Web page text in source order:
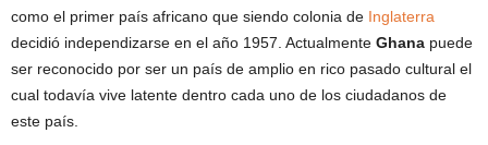
como el primer país africano que siendo colonia de Inglaterra
decidió independizarse en el año 1957. Actualmente Ghana puede
ser reconocido por ser un país de amplio en rico pasado cultural el
cual todavía vive latente dentro cada uno de los ciudadanos de
este país.